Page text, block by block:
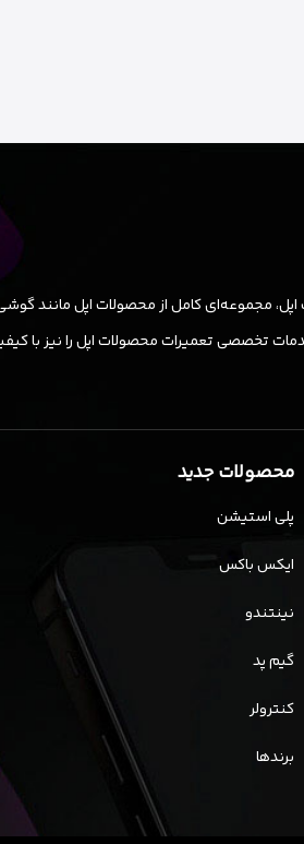
مجموعه‌ای کامل از محصولات اپل مانند
تخصصی تعمیرات محصولات اپل را نیز با
محصولات جدید
پلی استیشن
ایکس باکس
نینتندو
گیم پد
کنترولر
برندها